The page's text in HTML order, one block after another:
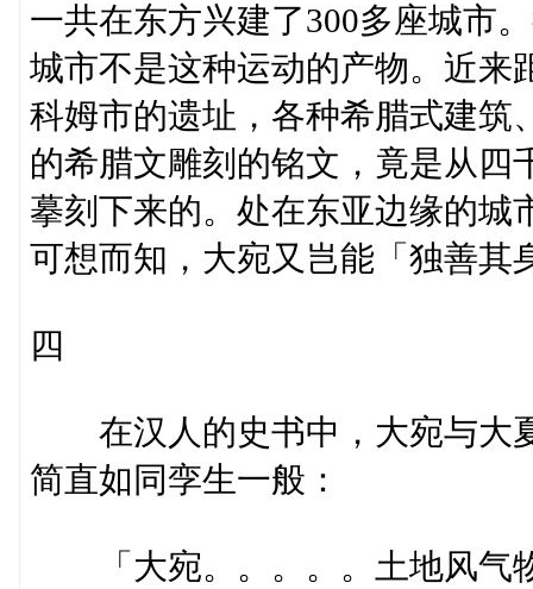
一共在东方兴建了300多座城市
城市不是这种运动的产物。近来
科姆市的遗址，各种希腊式建筑
的希腊文雕刻的铭文，竟是从
摹刻下来的。处在东亚边缘的城
可想而知，大宛又岂能「独善其
四
在汉人的史书中，大宛与大
简直如同孪生一般：
「大宛。。。。。土地风气